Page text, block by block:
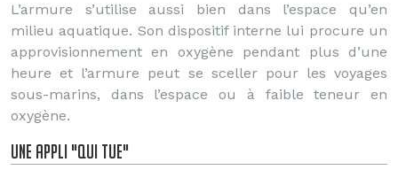
L’armure s’utilise aussi bien dans l’espace qu’en
milieu aquatique. Son dispositif interne lui procure un
approvisionnement en oxygène pendant plus d’une
heure et l’armure peut se sceller pour les voyages
sous-marins, dans l’espace ou à faible teneur en
oxygène.
Une appli "qui tue"